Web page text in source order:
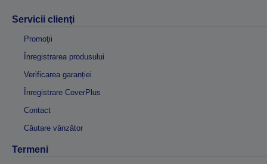
Servicii clienţi
Promoţii
Înregistrarea produsului
Verificarea garanției
Înregistrare CoverPlus
Contact
Căutare vânzător
Termeni